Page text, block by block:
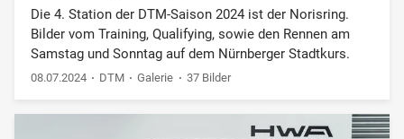
Die 4. Station der DTM-Saison 2024 ist der Norisring.
Bilder vom Training, Qualifying, sowie den Rennen am
Samstag und Sonntag auf dem Nürnberger Stadtkurs.
08.07.2024 DTM Galerie 37 Bilder